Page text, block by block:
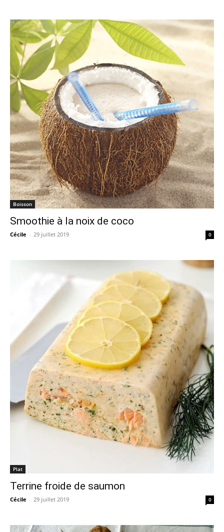
Boisson
Smoothie à la noix de coco
Cécile - 29 juillet 2019 0
Plat
Terrine froide de saumon
Cécile - 29 juillet 2019 0